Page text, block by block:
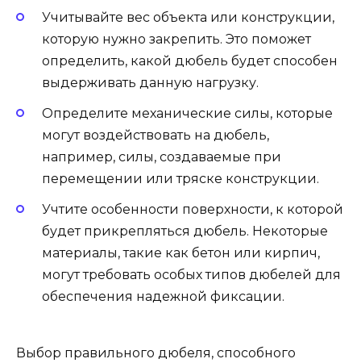
Учитывайте вес объекта или конструкции,
которую нужно закрепить. Это поможет
определить, какой дюбель будет способен
выдерживать данную нагрузку.
Определите механические силы, которые
могут воздействовать на дюбель,
например, силы, создаваемые при
перемещении или тряске конструкции.
Учтите особенности поверхности, к которой
будет прикрепляться дюбель. Некоторые
материалы, такие как бетон или кирпич,
могут требовать особых типов дюбелей для
обеспечения надежной фиксации.
Выбор правильного дюбеля, способного